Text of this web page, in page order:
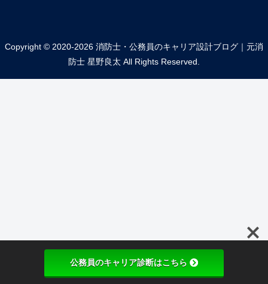
Copyright © 2020-2026 消防士・公務員のキャリア設計ブログ｜元消
防士 星野良太 All Rights Reserved.
公務員のキャリア診断はこちら